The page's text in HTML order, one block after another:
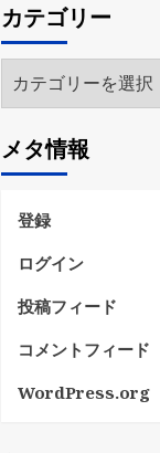
イ
ブ
カテゴリー
テ
リ
ー
メタ情報
登録
ログイン
投稿フィード
コメントフィード
WordPress.org